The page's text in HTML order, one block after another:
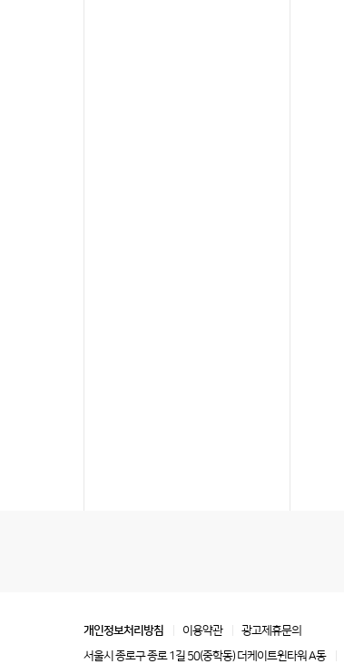
개인정보처리방침 이용약관
광고제휴문의
서울시 종로구 종로 1길 50(중학동) 더케이트윈타워 A동